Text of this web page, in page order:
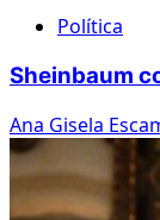
Política
Sheinbaum
Ana Gisela